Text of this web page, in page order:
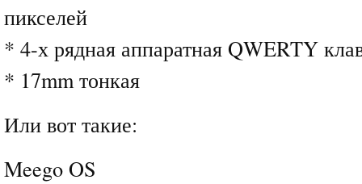
пикселей
* 4-х рядная аппаратная QWERTY
* 17mm тонкая
Или вот такие:
Meego OS